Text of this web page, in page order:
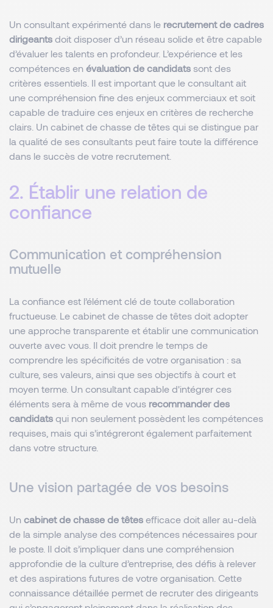
Un consultant expérimenté dans le recrutement de cadres
dirigeants doit disposer d’un réseau solide et être capable
d’évaluer les talents en profondeur. L’expérience et les
compétences en évaluation de candidats sont des
critères essentiels. Il est important que le consultant ait
une compréhension fine des enjeux commerciaux et soit
capable de traduire ces enjeux en critères de recherche
clairs. Un cabinet de chasse de têtes qui se distingue par
la qualité de ses consultants peut faire toute la différence
dans le succès de votre recrutement.
2. Établir une relation de
confiance
Communication et compréhension
mutuelle
La confiance est l’élément clé de toute collaboration
fructueuse. Le cabinet de chasse de têtes doit adopter
une approche transparente et établir une communication
ouverte avec vous. Il doit prendre le temps de
comprendre les spécificités de votre organisation : sa
culture, ses valeurs, ainsi que ses objectifs à court et
moyen terme. Un consultant capable d'intégrer ces
éléments sera à même de vous recommander des
candidats qui non seulement possèdent les compétences
requises, mais qui s’intégreront également parfaitement
dans votre structure.
Une vision partagée de vos besoins
Un cabinet de chasse de têtes efficace doit aller au-delà
de la simple analyse des compétences nécessaires pour
le poste. Il doit s’impliquer dans une compréhension
approfondie de la culture d’entreprise, des défis à relever
et des aspirations futures de votre organisation. Cette
connaissance détaillée permet de recruter des dirigeants